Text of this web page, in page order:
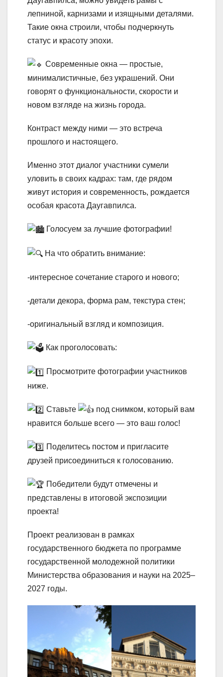
лепниной, карнизами и изящными деталями.
Такие окна строили, чтобы подчеркнуть
статус и красоту эпохи.
Современные окна — простые,
минималистичные, без украшений. Они
говорят о функциональности, скорости и
новом взгляде на жизнь города.
Контраст между ними — это встреча
прошлого и настоящего.
Именно этот диалог участники сумели
уловить в своих кадрах: там, где рядом
живут история и современность, рождается
особая красота Даугавпилса.
Голосуем за лучшие фотографии!
На что обратить внимание:
-интересное сочетание старого и нового;
-детали декора, форма рам, текстура стен;
-оригинальный взгляд и композиция.
Как проголосовать:
Просмотрите фотографии участников
ниже.
Ставьте
под снимком, который вам
нравится больше всего — это ваш голос!
Поделитесь постом и пригласите
друзей присоединиться к голосованию.
Победители будут отмечены и
представлены в итоговой экспозиции
проекта!
Проект реализован в рамках
государственного бюджета по программе
государственной молодежной политики
Министерства образования и науки на 2025–
2027 годы.